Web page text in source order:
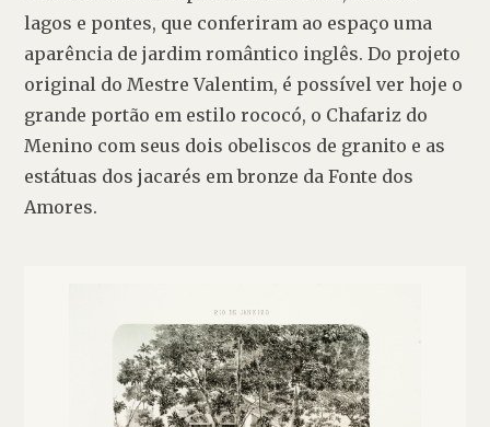
lagos e pontes, que conferiram ao espaço uma
aparência de jardim romântico inglês. Do projeto
original do Mestre Valentim, é possível ver hoje o
grande portão em estilo rococó, o Chafariz do
Menino com seus dois obeliscos de granito e as
estátuas dos jacarés em bronze da Fonte dos
Amores.